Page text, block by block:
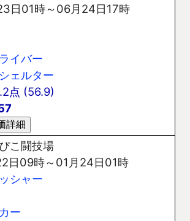
日01時～06月24日17時
イバー
ェルター
点 (56.9)
こ闘技場
日09時～01月24日01時
シャー
ー